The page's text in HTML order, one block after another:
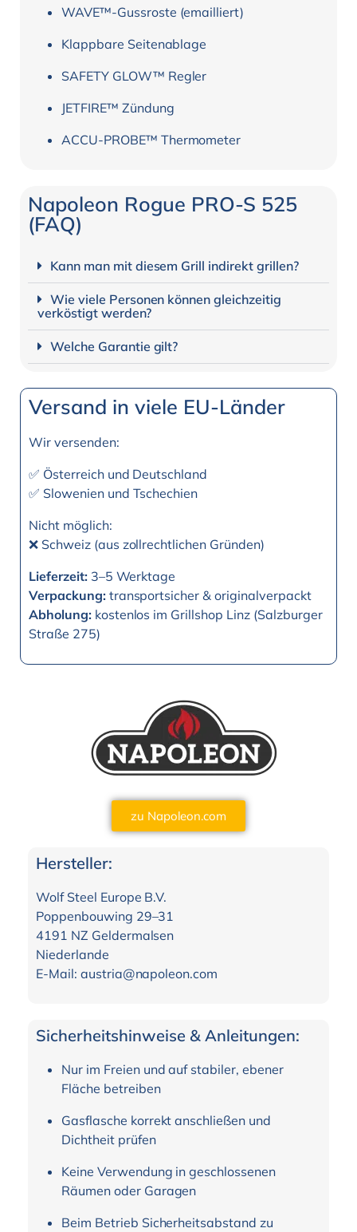
WAVE™-Gussroste (emailliert)
Klappbare Seitenablage
SAFETY GLOW™ Regler
JETFIRE™ Zündung
ACCU-PROBE™ Thermometer
Napoleon Rogue PRO-S 525
(FAQ)
Kann man mit diesem Grill indirekt grillen?
Wie viele Personen können gleichzeitig
verköstigt werden?
Welche Garantie gilt?
Versand in viele EU-Länder
Wir versenden:
✅ Österreich und Deutschland
✅ Slowenien und Tschechien
Nicht möglich:
❌ Schweiz (aus zollrechtlichen Gründen)
Lieferzeit:3–5 Werktage
Verpackung:transportsicher & originalverpackt
Abholung:kostenlos im Grillshop Linz (Salzburger
Straße 275)
zu Napoleon.com
Hersteller:
Wolf Steel Europe B.V.
Poppenbouwing 29–31
4191 NZ Geldermalsen
Niederlande
E-Mail: austria@napoleon.com
Sicherheitshinweise & Anleitungen:
Nur im Freien und auf stabiler, ebener
Fläche betreiben
Gasflasche korrekt anschließen und
Dichtheit prüfen
Keine Verwendung in geschlossenen
Räumen oder Garagen
Beim Betrieb Sicherheitsabstand zu